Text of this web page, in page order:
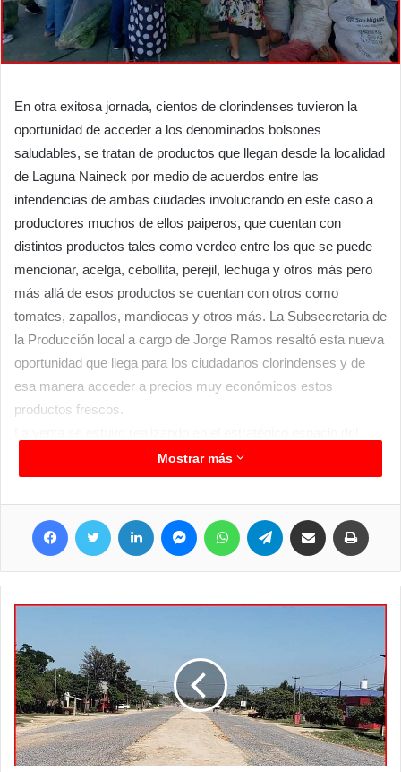
En otra exitosa jornada, cientos de clorindenses tuvieron la
oportunidad de acceder a los denominados bolsones
saludables, se tratan de productos que llegan desde la localidad
de Laguna Naineck por medio de acuerdos entre las
intendencias de ambas ciudades involucrando en este caso a
productores muchos de ellos paiperos, que cuentan con
distintos productos tales como verdeo entre los que se puede
mencionar, acelga, cebollita, perejil, lechuga y otros más pero
más allá de esos productos se cuentan con otros como
tomates, zapallos, mandiocas y otros más. La Subsecretaria de
la Producción local a cargo de Jorge Ramos resaltó esta nueva
oportunidad que llega para los ciudadanos clorindenses y de
esa manera acceder a precios muy económicos estos
productos frescos.
playón Jin González en el complejo habitacional desde las
primeras horas de la mañana y alrededor de las 11 hs. Se
estuvo llegando un grupo de personas con estos mismos
productos hasta el municipio clorindense donde les abrieron la
oportunidad a los empleados municipales a poder acceder a
estas bolsas saludables y accesibles.
Mostrar más
Facebook Twitter LinkedIn MessengerWhatsApp Telegram Compartir por correo electrónico